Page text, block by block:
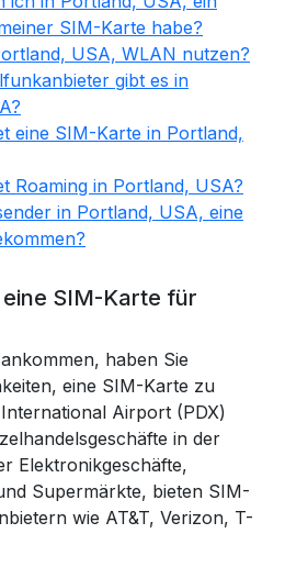
SIM-Karte habe?
USA, WLAN nutzen?
gibt es in
eine SIM-Karte in Portland,
Roaming in Portland, USA?
in Portland, USA, eine
SIM-Karte für
haben Sie
eine SIM-Karte zu
Airport (PDX)
in der
Elektronikgeschäfte,
Supermärkte, bieten SIM-
wie AT&T, Verizon, T-